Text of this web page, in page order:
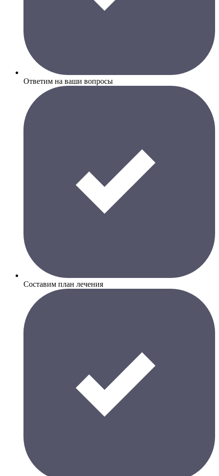
Ответим на ваши вопросы
Составим план лечения